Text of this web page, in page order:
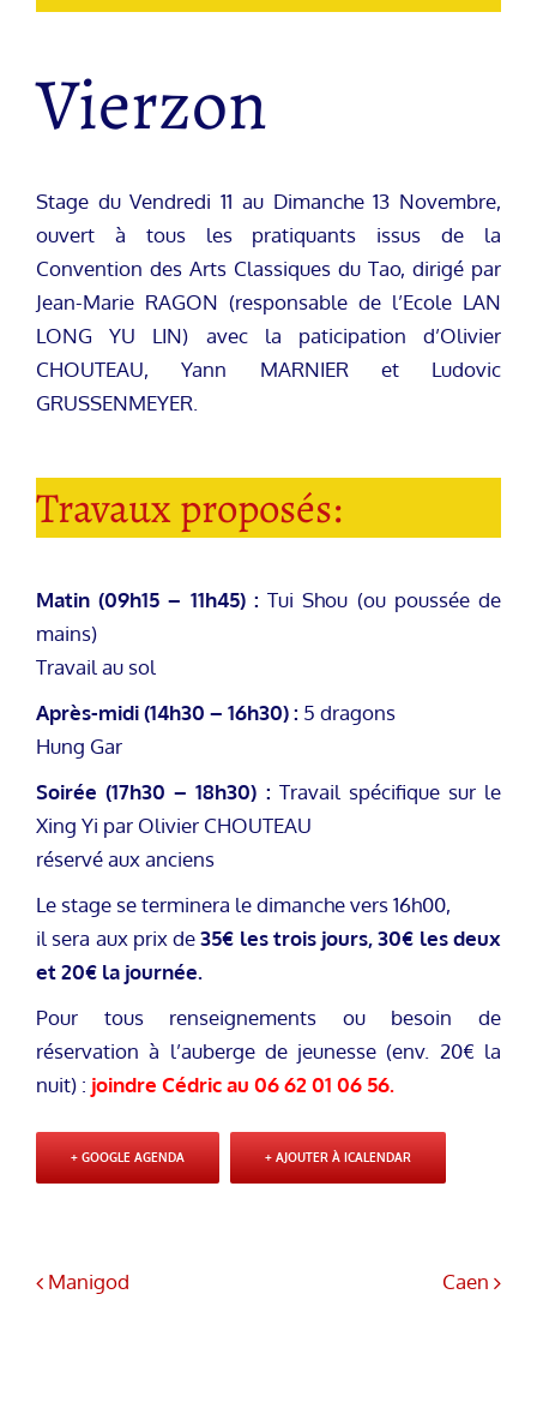
Vierzon
Stage du Vendredi 11 au Dimanche 13 Novembre,
ouvert à tous les pratiquants issus de la
Convention des Arts Classiques du Tao, dirigé par
Jean-Marie RAGON (responsable de l’Ecole LAN
LONG YU LIN) avec la paticipation d’Olivier
CHOUTEAU, Yann MARNIER et Ludovic
GRUSSENMEYER.
Travaux proposés:
Matin (09h15 – 11h45) : Tui Shou (ou poussée de
mains)
Travail au sol
Après-midi (14h30 – 16h30) : 5 dragons
Hung Gar
Soirée (17h30 – 18h30) : Travail spécifique sur le
Xing Yi par Olivier CHOUTEAU
réservé aux anciens
Le stage se terminera le dimanche vers 16h00,
il sera aux prix de35€ les trois jours, 30€ les deux
et 20€ la journée.
Pour tous renseignements ou besoin de
réservation à l’auberge de jeunesse (env. 20€ la
nuit) : joindre Cédric au 06 62 01 06 56.
+ GOOGLE AGENDA + AJOUTER À ICALENDAR
Manigod Caen